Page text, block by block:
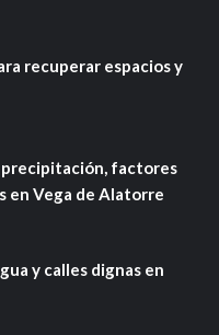
recuperar espacios y
factores
en Vega de Alatorre
y calles dignas en